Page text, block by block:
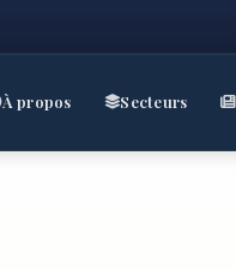
À propos Secteurs